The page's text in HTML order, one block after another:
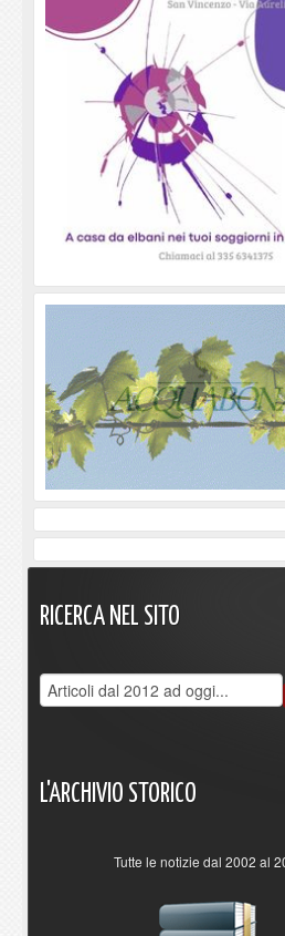
RICERCA NEL SITO
L'ARCHIVIO STORICO
Tutte le notizie dal 2002 al